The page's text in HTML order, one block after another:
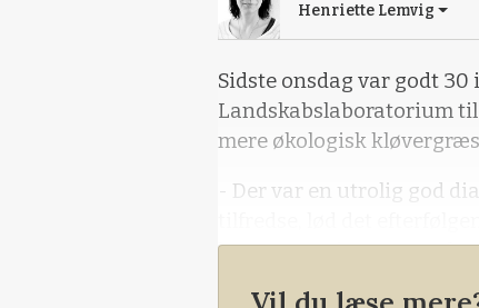
Henriette Lemvig
Sidste onsdag var godt 30
Landskabslaboratorium
mere økologisk
- Der var en utrolig god
hos Innovationscenter